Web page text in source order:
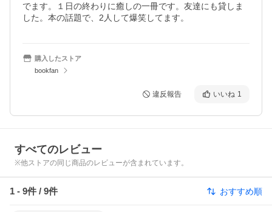
でます。１日の終わりに癒しの一冊です。友達にも貸しま
した。本の話題で、2人して爆笑してます。
購入したストア
bookfan
違反報告 いいね 1
すべてのレビュー
※他ストアの同じ商品のレビューが含まれています。
1 - 9件 / 9件 おすすめ順